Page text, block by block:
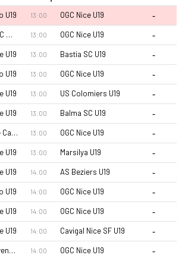
U19 13:00 OGC Nice U19 -
Montpellier HSC U19 13:00 OGC Nice U19 -
U19 13:00 Bastia SC U19 -
U19 13:00 OGC Nice U19 -
U19 13:00 US Colomiers U19 -
U19 13:00 Balma SC U19 -
Union Sportive Cap D Ail U19 13:00 OGC Nice U19 -
U19 13:00 Marsilya U19 -
U19 14:00 AS Beziers U19 -
U19 14:00 OGC Nice U19 -
U19 14:00 OGC Nice U19 -
U19 14:00 Cavigal Nice SF U19 -
Olympique Rovenain U19 14:00 OGC Nice U19 -